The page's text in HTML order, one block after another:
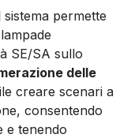
sistema permette
SE/SA sullo
delle
creare scenari a
consentendo
e tenendo